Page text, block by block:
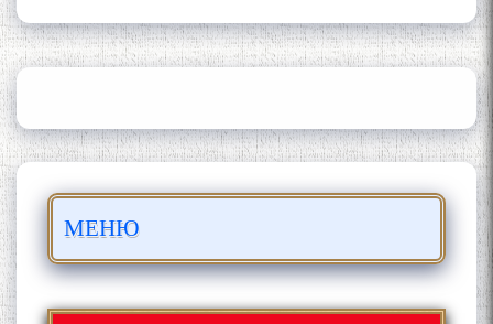
МЕНЮ
АЗ ҶОНИБИ ОЛИМОНИ
АКАДЕМИЯИ МИЛЛИИ
БО 4 000 000 СОМОНӢ
ПАЙКАРА ВА ОСОРХОНАИ
ШУД!